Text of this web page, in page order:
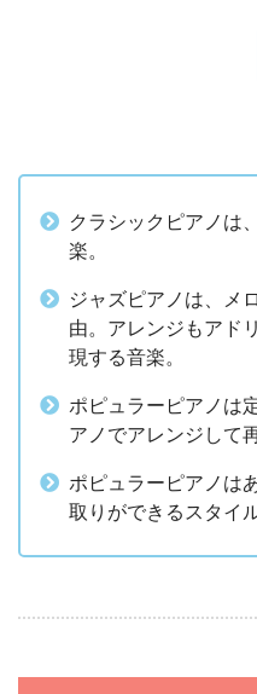
クラシックピアノは
楽。
ジャズピアノは、メ
由。アレンジもアド
現する音楽。
ポピュラーピアノは
アノでアレンジして
ポピュラーピアノは
取りができるスタイ